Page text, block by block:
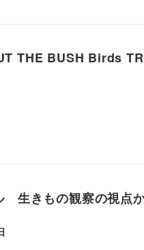
THE BUSH Birds
生きもの観察の視点